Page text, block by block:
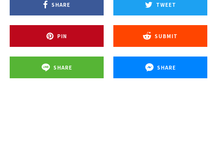
SHARE TWEET
PIN SUBMIT
SHARE SHARE